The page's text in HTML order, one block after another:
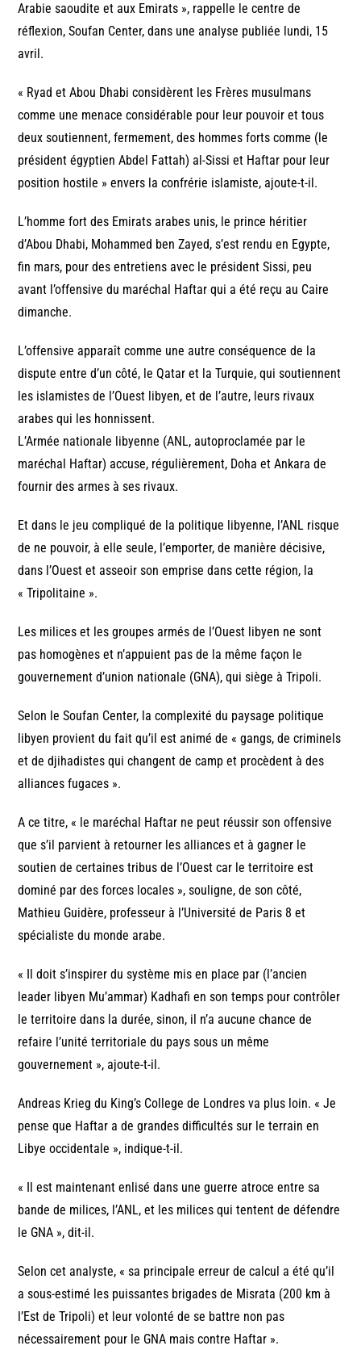
Arabie saoudite et aux Emirats », rappelle le centre de
réflexion, Soufan Center, dans une analyse publiée lundi, 15
avril.
« Ryad et Abou Dhabi considèrent les Frères musulmans
comme une menace considérable pour leur pouvoir et tous
deux soutiennent, fermement, des hommes forts comme (le
président égyptien Abdel Fattah) al-Sissi et Haftar pour leur
position hostile » envers la confrérie islamiste, ajoute-t-il.
L’homme fort des Emirats arabes unis, le prince héritier
d’Abou Dhabi, Mohammed ben Zayed, s’est rendu en Egypte,
fin mars, pour des entretiens avec le président Sissi, peu
avant l’offensive du maréchal Haftar qui a été reçu au Caire
dimanche.
L’offensive apparaît comme une autre conséquence de la
dispute entre d’un côté, le Qatar et la Turquie, qui soutiennent
les islamistes de l’Ouest libyen, et de l’autre, leurs rivaux
arabes qui les honnissent.
L’Armée nationale libyenne (ANL, autoproclamée par le
maréchal Haftar) accuse, régulièrement, Doha et Ankara de
fournir des armes à ses rivaux.
Et dans le jeu compliqué de la politique libyenne, l’ANL risque
de ne pouvoir, à elle seule, l’emporter, de manière décisive,
dans l’Ouest et asseoir son emprise dans cette région, la
« Tripolitaine ».
Les milices et les groupes armés de l’Ouest libyen ne sont
pas homogènes et n’appuient pas de la même façon le
gouvernement d’union nationale (GNA), qui siège à Tripoli.
Selon le Soufan Center, la complexité du paysage politique
libyen provient du fait qu’il est animé de « gangs, de criminels
et de djihadistes qui changent de camp et procèdent à des
alliances fugaces ».
A ce titre, « le maréchal Haftar ne peut réussir son offensive
que s’il parvient à retourner les alliances et à gagner le
soutien de certaines tribus de l’Ouest car le territoire est
dominé par des forces locales », souligne, de son côté,
Mathieu Guidère, professeur à l’Université de Paris 8 et
spécialiste du monde arabe.
« Il doit s’inspirer du système mis en place par (l’ancien
leader libyen Mu’ammar) Kadhafi en son temps pour contrôler
le territoire dans la durée, sinon, il n’a aucune chance de
refaire l’unité territoriale du pays sous un même
gouvernement », ajoute-t-il.
Andreas Krieg du King’s College de Londres va plus loin. « Je
pense que Haftar a de grandes difficultés sur le terrain en
Libye occidentale », indique-t-il.
« Il est maintenant enlisé dans une guerre atroce entre sa
bande de milices, l’ANL, et les milices qui tentent de défendre
le GNA », dit-il.
Selon cet analyste, « sa principale erreur de calcul a été qu’il
a sous-estimé les puissantes brigades de Misrata (200 km à
l’Est de Tripoli) et leur volonté de se battre non pas
nécessairement pour le GNA mais contre Haftar ».